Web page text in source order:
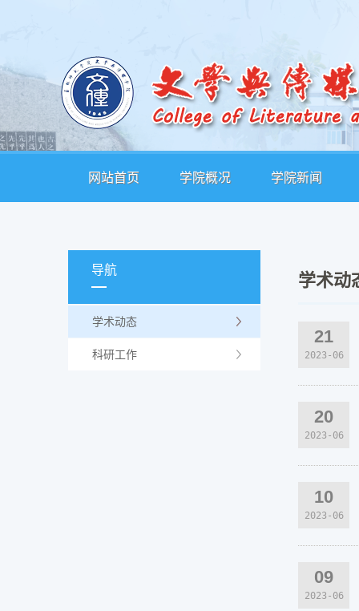
网站首页 学院概况 学院新闻
导航
学术动态
科研工作
学术动
21
2023-06
20
2023-06
10
2023-06
09
2023-06